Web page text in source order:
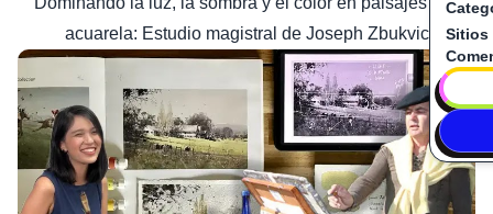
Sitios
acuarela: Estudio magistral de Joseph Zbukvic